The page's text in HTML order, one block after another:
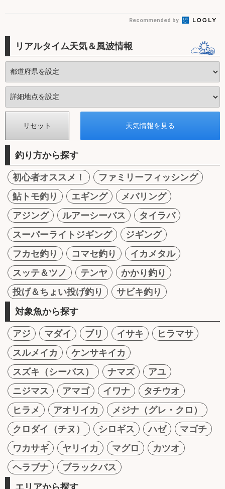
Recommended by
リアルタイム天気＆風波情報
釣り方から探す
初心者オススメ！
ファミリーフィッシング
鮎トモ釣り
エギング
メバリング
アジング
ルアーシーバス
タイラバ
スーパーライトジギング
ジギング
フカセ釣り
コマセ釣り
イカメタル
スッテ＆ツノ
テンヤ
かかり釣り
投げ＆ちょい投げ釣り
サビキ釣り
対象魚から探す
アジ マダイ ブリ イサキ
ヒラマサ
スルメイカ
ケンサキイカ
スズキ（シーバス）
ナマズ
アユ
ニジマス
アマゴ イワナ
タチウオ
ヒラメ
アオリイカ
メジナ（グレ・クロ）
クロダイ（チヌ）
シロギス ハゼ
マゴチ
ワカサギ
ヤリイカ マグロ
カツオ
ヘラブナ
ブラックバス
エリアから探す